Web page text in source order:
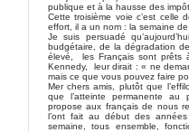
publique et à la hausse des
Cette troisième voie c’est celle
effort, il a un nom : la semaine
Je suis persuadé
budgétaire, de la dégradation
élevé, les Français sont prêts
Kennedy, leur dirait : « ne
mais ce que vous pouvez faire
Mer chers amis, plutôt que
que l’atteinte permanente au
propose aux français de nous
l’ont fait au début des
semaine, tous ensemble,